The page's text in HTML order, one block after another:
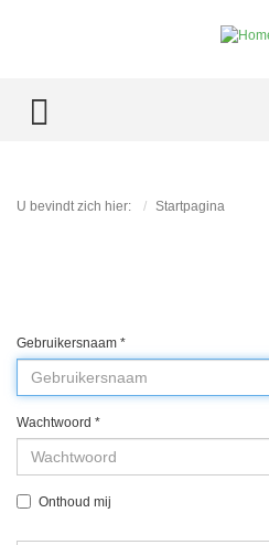
TOGGLE MENU
U bevindt zich hier: Startpagina
Gebruikersnaam *
Wachtwoord *
Onthoud mij